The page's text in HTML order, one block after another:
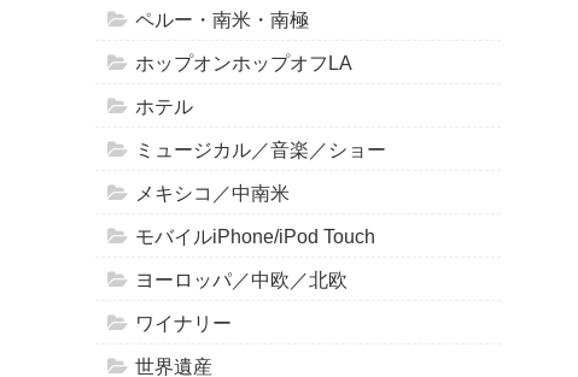
ペルー・南米・南極
ホップオンホップオフLA
ホテル
ミュージカル／音楽／ショー
メキシコ／中南米
モバイルiPhone/iPod Touch
ヨーロッパ／中欧／北欧
ワイナリー
世界遺産